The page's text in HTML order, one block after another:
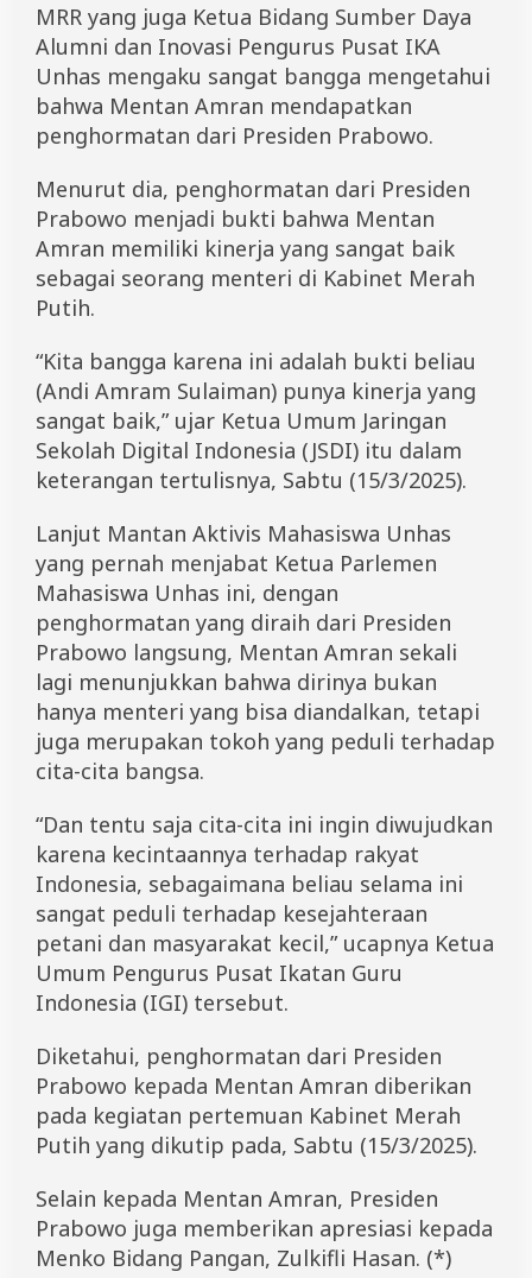
:
K
a
m
i
B
a
g
g
a
MRR yang juga Ketua Bidang Sumber Daya
Alumni dan Inovasi Pengurus Pusat IKA
Unhas mengaku sangat bangga mengetahui
bahwa Mentan Amran mendapatkan
penghormatan dari Presiden Prabowo.
Menurut dia, penghormatan dari Presiden
Prabowo menjadi bukti bahwa Mentan
Amran memiliki kinerja yang sangat baik
sebagai seorang menteri di Kabinet Merah
Putih.
“Kita bangga karena ini adalah bukti beliau
(Andi Amram Sulaiman) punya kinerja yang
sangat baik,” ujar Ketua Umum Jaringan
Sekolah Digital Indonesia (JSDI) itu dalam
keterangan tertulisnya, Sabtu (15/3/2025).
Lanjut Mantan Aktivis Mahasiswa Unhas
yang pernah menjabat Ketua Parlemen
Mahasiswa Unhas ini, dengan
penghormatan yang diraih dari Presiden
Prabowo langsung, Mentan Amran sekali
lagi menunjukkan bahwa dirinya bukan
hanya menteri yang bisa diandalkan, tetapi
juga merupakan tokoh yang peduli terhadap
cita-cita bangsa.
“Dan tentu saja cita-cita ini ingin diwujudkan
karena kecintaannya terhadap rakyat
Indonesia, sebagaimana beliau selama ini
sangat peduli terhadap kesejahteraan
petani dan masyarakat kecil,” ucapnya Ketua
Umum Pengurus Pusat Ikatan Guru
Indonesia (IGI) tersebut.
Diketahui, penghormatan dari Presiden
Prabowo kepada Mentan Amran diberikan
pada kegiatan pertemuan Kabinet Merah
Putih yang dikutip pada, Sabtu (15/3/2025).
Selain kepada Mentan Amran, Presiden
Prabowo juga memberikan apresiasi kepada
Menko Bidang Pangan, Zulkifli Hasan. (*)